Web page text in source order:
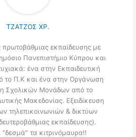
ΤΖΑΤΖΟΣ ΧΡ.
πρωτοβάθμιας εκπαίδευσης με
Πανεπιστήμιο Κύπρου και
ένα στην Εκπαιδευτική
το Π.Κ και ένα στην Οργάνωση
Σχολικών Μονάδων από το
Μακεδονίας. Εξειδίκευση
τηλεπικοινωνιών & δικτύων
εκπαίδευσης).
τα κιτρινόμαυρα!!